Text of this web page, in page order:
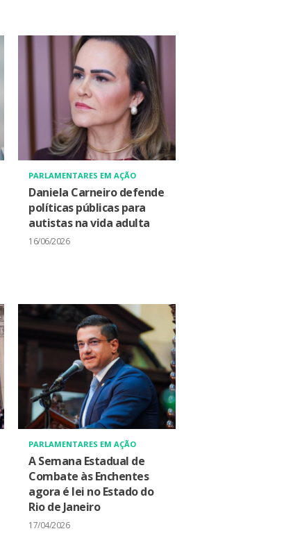
PARLAMENTARES EM AÇÃO
Daniela Carneiro defende
políticas públicas para
autistas na vida adulta
16/06/2026
PARLAMENTARES EM AÇÃO
A Semana Estadual de
Combate às Enchentes
agora é lei no Estado do
Rio de Janeiro
17/04/2026